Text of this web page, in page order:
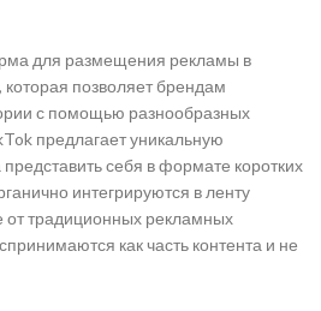
для размещения рекламы в
позволяет брендам
с помощью разнообразных
предлагает уникальную
себя в формате коротких
интегрируются в ленту
от традиционных рекламных
как часть контента и не